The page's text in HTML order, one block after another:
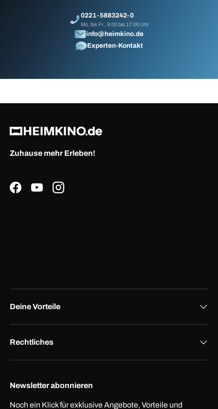
0221-5883242-0
Mo. bis Fr., 9:00 bis 17:00 Uhr
info@heimkino.de
Experten-Kontakt
Zuhause mehr Erleben!
FacebookYouTubeInstagram
Deine Vorteile
Rechtliches
Newsletter abonnieren
Noch ein Klick für exklusive Angebote, Vorteile und